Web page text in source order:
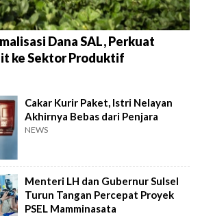
Dana SAL, Perkuat
ke Sektor Produktif
Cakar Kurir Paket, Istri Nelayan
Akhirnya Bebas dari Penjara
NEWS
Menteri LH dan Gubernur Sulsel
Turun Tangan Percepat Proyek
PSEL Mamminasata